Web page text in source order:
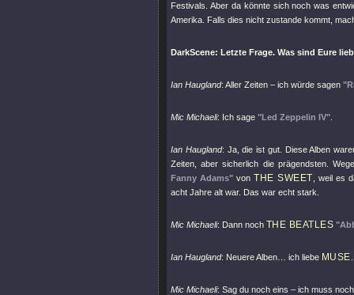
Festivals. Aber da könnte sich noch was
Amerika. Falls dies nicht zustande kommt,
DarkScene: Letzte Frage. Was sind Eure
Ian Haugland: Aller Zeiten – ich würde sagen
Mic Michaeli: Ich sage "Led Zeppelin IV"
Ian Haugland: Ja, die ist gut. Diese Alben
Zeiten, aber sicherlich die prägendsten.
Fanny Adams" vonTHE SWEET , weil es
acht Jahre alt war. Das war echt stark.
Mic Michaeli: Dann noch THE BEATLES
Ian Haugland: Neuere Alben… ich liebe MUSE
Mic Michaeli: Sag du noch eins – ich muss